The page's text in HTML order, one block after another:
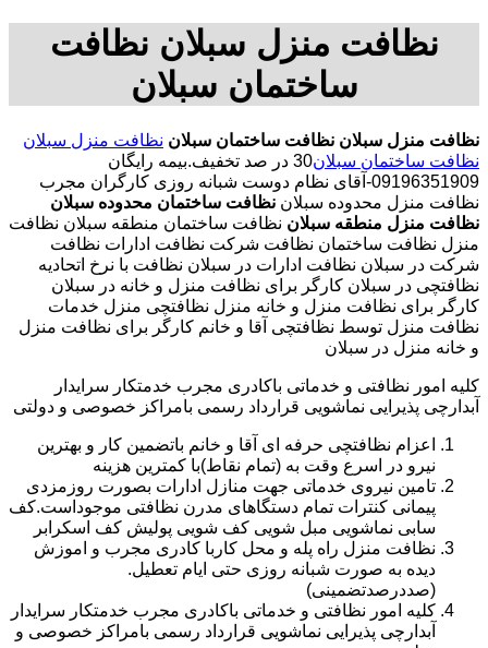
نظافت منزل سبلان نظافت
ساختمان سبلان
نظافت منزل سبلان نظافت ساختمان سبلان نظافت منزل سبلان
نظافت ساختمان سبلان
30 در صد تخفیف.بیمه رایگان
09196351909-آقای نظام دوست شبانه روزی کارگران مجرب
نظافت منزل محدوده سبلان نظافت ساختمان محدوده سبلان
نظافت منزل منطقه سبلان نظافت ساختمان منطقه سبلان نظافت
منزل نظافت ساختمان نظافت شرکت نظافت ادارات نظافت
شرکت در سبلان نظافت ادارات در سبلان نظافت با نرخ اتحادیه
نظافتچی در سبلان کارگر برای نظافت منزل و خانه در سبلان
کارگر برای نظافت منزل و خانه منزل نظافتچی منزل خدمات
نظافت منزل توسط نظافتچی آقا و خانم کارگر برای نظافت منزل
و خانه منزل در سبلان
کلیه امور نظافتی و خدماتی باکادری مجرب خدمتکار سرایدار
آبدارچی پذیرایی نماشویی قرارداد رسمی بامراکز خصوصی و دولتی
اعزام نظافتچی حرفه ای آقا و خانم باتضمین کار و بهترین
نیرو در اسرع وقت به (تمام نقاط)با کمترین هزینه
تامین نیروی خدماتی جهت منازل ادارات بصورت روزمزدی
پیمانی کنترات تمام دستگاهای مدرن نظافتی موجوداست.کف
سابی نماشویی مبل شویی کف شویی پولیش کف اسکرابر
نظافت منزل راه پله و محل کاربا کادری مجرب و اموزش
دیده به صورت شبانه روزی حتی ایام تعطیل.
(صددرصدتضمینی)
کلیه امور نظافتی و خدماتی باکادری مجرب خدمتکار سرایدار
آبدارچی پذیرایی نماشویی قرارداد رسمی بامراکز خصوصی و